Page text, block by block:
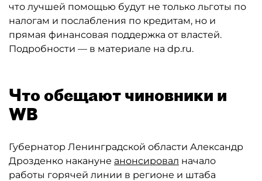
что лучшей помощью будут не только льготы по
налогам и послабления по кредитам, но и
прямая финансовая поддержка от властей.
Подробности — в материале на dp.ru.
Что обещают чиновники и
WB
Губернатор Ленинградской области Александр
Дрозденко накануне анонсировал начало
работы горячей линии в регионе и штаба